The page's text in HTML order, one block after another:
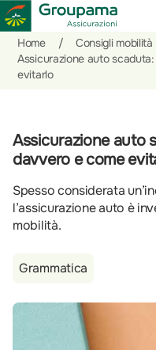
Salta
contenuto
prodotti
sezione
Privati
alle
azioni
Home
/ Consigli mobilità
Assicurazione auto
evitarlo
Assicurazione auto
davvero e come
Spesso considerata
l’assicurazione auto è
mobilità.
Grammatica